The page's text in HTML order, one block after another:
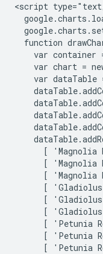
<script
function
var container
var chart =
var dataTable
[ 'Magnolia
[ 'Magnolia
[ 'Magnolia
[
[
[
[ 'Petunia
[ 'Petunia
[ 'Petunia